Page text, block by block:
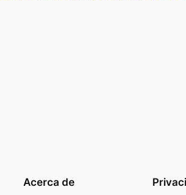
Acerca de